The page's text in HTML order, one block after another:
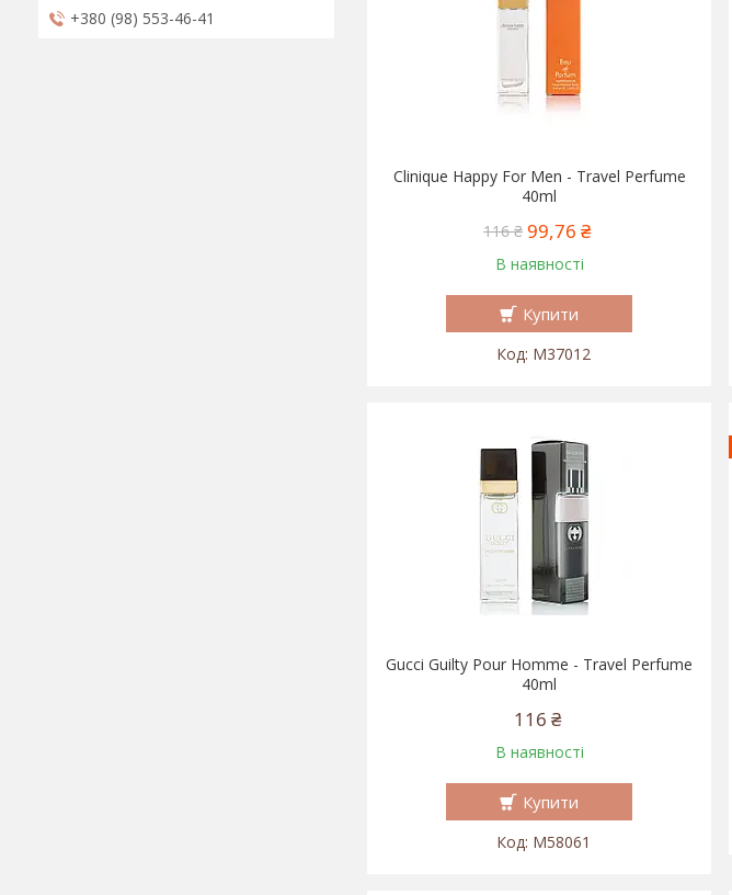
Clinique Happy For Men - Travel Perfume
40ml
116 ₴ 99,76 ₴
В наявності
Купити
M37012
Gucci Guilty Pour Homme - Travel Perfume
40ml
116 ₴
В наявності
Купити
M58061
+380 (98) 553-46-41